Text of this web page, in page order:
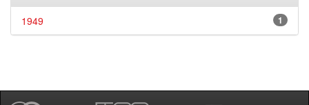
1
1949